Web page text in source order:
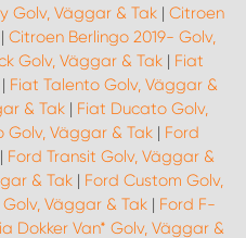
Golv, Väggar & Tak| Citroen
| Citroen Berlingo 2019- Golv,
Golv, Väggar & Tak| Fiat
| Fiat Talento Golv, Väggar &
& Tak| Fiat Ducato Golv,
Golv, Väggar & Tak| Ford
| Ford Transit Golv, Väggar &
& Tak | Ford Custom Golv,
Väggar & Tak | Ford F-
Dokker Van* Golv, Väggar &